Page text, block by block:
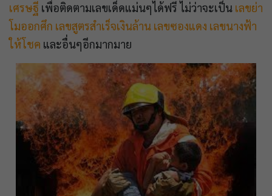
เศรษฐี เพื่อติดตามเลขเด็ดแม่นๆได้ฟรี ไม่ว่าจะเป็น เลขย่า
โมออกศึก เลขสูตรสำเร็จเงินล้าน เลขซองแดง เลขนางฟ้า
ให้โชค และอื่นๆอีกมากมาย